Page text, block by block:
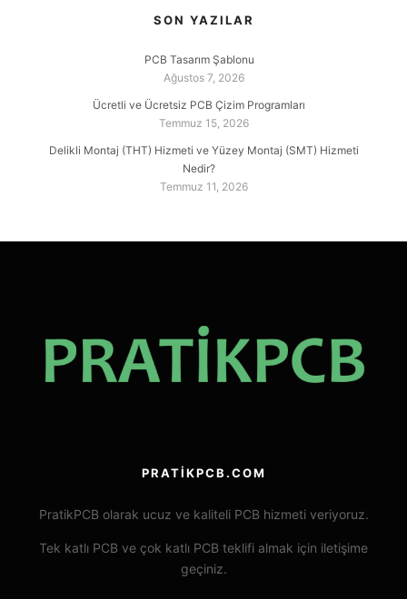
SON YAZILAR
PCB Tasarım Şablonu
Ağustos 7, 2026
Ücretli ve Ücretsiz PCB Çizim Programları
Temmuz 15, 2026
Delikli Montaj (THT) Hizmeti ve Yüzey Montaj (SMT) Hizmeti
Nedir?
Temmuz 11, 2026
PRATIKPCB.COM
PratikPCB olarak ucuz ve kaliteli PCB hizmeti veriyoruz.
Tek katlı PCB ve çok katlı PCB teklifi almak için iletişime
geçiniz.